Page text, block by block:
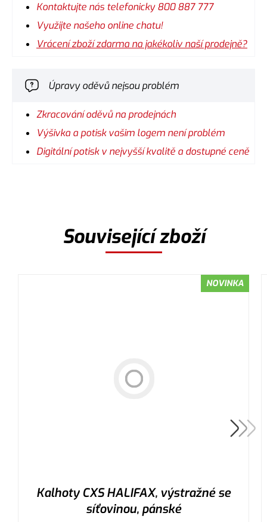
Kontaktujte nás telefonicky 800 887 777
Využijte našeho online chatu!
Vrácení zboží zdarma na jakékoliv naší prodejně?
Úpravy oděvů nejsou problém
Zkracování oděvů na prodejnách
Výšivka a potisk vašim logem není problém
Digitální potisk v nejvyšší kvalitě a dostupné ceně
Související zboží
NOVINKA
Kalhoty CXS HALIFAX, výstražné se
síťovinou, pánské